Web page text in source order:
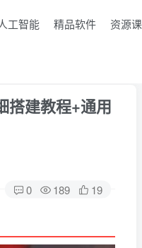
工智能 精品软件 资源
搭建教程+通用
0 189 19